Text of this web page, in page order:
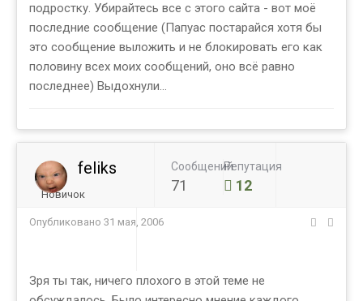
подростку. Убирайтесь все с этого сайта - вот моё
последние сообщение (Папуас постарайся хотя бы
это сообщение выложить и не блокировать его как
половину всех моих сообщений, оно всё равно
последнее) Выдохнули...
feliks
Новичок
Сообщений
71
Репутация
12
Опубликовано 31 мая, 2006
Зря ты так, ничего плохого в этой теме не